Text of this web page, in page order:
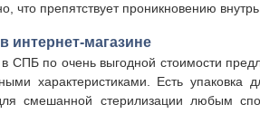
что препятствует проникновению
интернет-магазине
СПБ по очень выгодной стоимости
характеристиками. Есть упаковка
смешанной стерилизации любым